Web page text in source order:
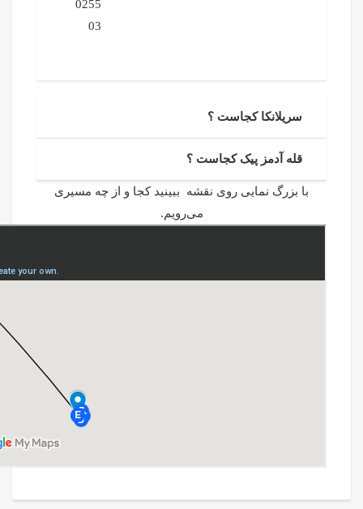
0255
03
سریلانکا کجاست ؟
قله آدمز پیک کجاست ؟
با بزرگ نمایی روی نقشه ببینید کجا و از چه مسیری
می‌رویم.